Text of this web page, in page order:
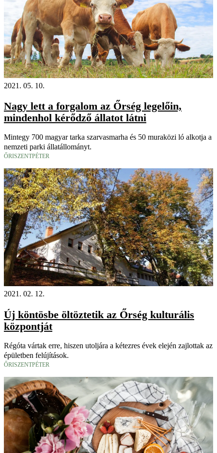
2021. 05. 10.
Nagy lett a forgalom az Őrség legelőin,
mindenhol kérődző állatot látni
Mintegy 700 magyar tarka szarvasmarha és 50 muraközi ló alkotja a
nemzeti parki állatállományt.
ŐRISZENTPÉTER
2021. 02. 12.
Új köntösbe öltöztetik az Őrség kulturális
központját
Régóta vártak erre, hiszen utoljára a kétezres évek elején zajlottak az
épületben felújítások.
ŐRISZENTPÉTER